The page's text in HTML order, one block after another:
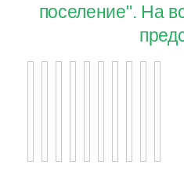
поселение". На